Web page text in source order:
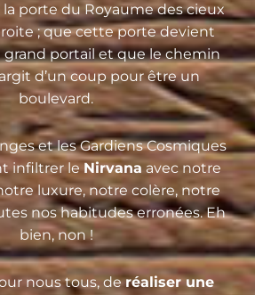
porte du Royaume des cieux
; que cette porte devient
portail et que le chemin
d’un coup pour être un
boulevard.
et les Gardiens Cosmiques
infiltrer leNirvana avec notre
luxure, notre colère, notre
nos habitudes erronées. Eh
bien, non !
nous tous, deréaliser une